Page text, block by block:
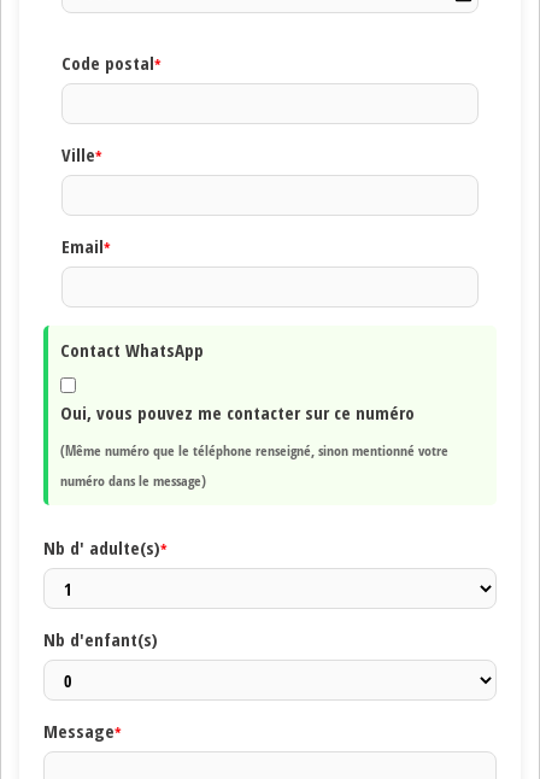
Code postal*
Ville*
Email*
Contact WhatsApp
Oui, vous pouvez me contacter sur ce numéro
(Même numéro que le téléphone renseigné, sinon mentionné votre
numéro dans le message)
Nb d' adulte(s)*
Nb d'enfant(s)
Message*